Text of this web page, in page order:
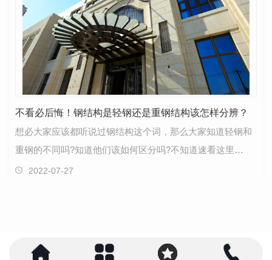
不看必后悔！钢结构是轻钢还是重钢结构该怎样分辨？
想必大家应该都听说过钢结构这个词，那么大家知道轻钢和
重钢的不同吗?知道他们该如何区分吗?不知道速看这里
哦! 轻钢结构是一种年轻而极具生命力的钢结构体系…
2022-07-27